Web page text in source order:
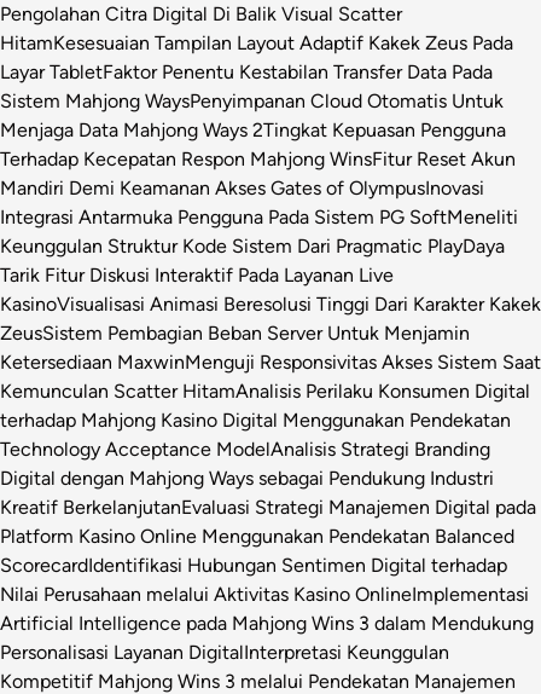
Pengolahan Citra Digital Di Balik Visual Scatter
HitamKesesuaian Tampilan Layout Adaptif Kakek Zeus Pada
Layar TabletFaktor Penentu Kestabilan Transfer Data Pada
Sistem Mahjong WaysPenyimpanan Cloud Otomatis Untuk
Menjaga Data Mahjong Ways 2Tingkat Kepuasan Pengguna
Terhadap Kecepatan Respon Mahjong WinsFitur Reset Akun
Mandiri Demi Keamanan Akses Gates of OlympusInovasi
Integrasi Antarmuka Pengguna Pada Sistem PG SoftMeneliti
Keunggulan Struktur Kode Sistem Dari Pragmatic PlayDaya
Tarik Fitur Diskusi Interaktif Pada Layanan Live
KasinoVisualisasi Animasi Beresolusi Tinggi Dari Karakter Kakek
ZeusSistem Pembagian Beban Server Untuk Menjamin
Ketersediaan MaxwinMenguji Responsivitas Akses Sistem Saat
Kemunculan Scatter HitamAnalisis Perilaku Konsumen Digital
terhadap Mahjong Kasino Digital Menggunakan Pendekatan
Technology Acceptance ModelAnalisis Strategi Branding
Digital dengan Mahjong Ways sebagai Pendukung Industri
Kreatif BerkelanjutanEvaluasi Strategi Manajemen Digital pada
Platform Kasino Online Menggunakan Pendekatan Balanced
ScorecardIdentifikasi Hubungan Sentimen Digital terhadap
Nilai Perusahaan melalui Aktivitas Kasino OnlineImplementasi
Artificial Intelligence pada Mahjong Wins 3 dalam Mendukung
Personalisasi Layanan DigitalInterpretasi Keunggulan
Kompetitif Mahjong Wins 3 melalui Pendekatan Manajemen